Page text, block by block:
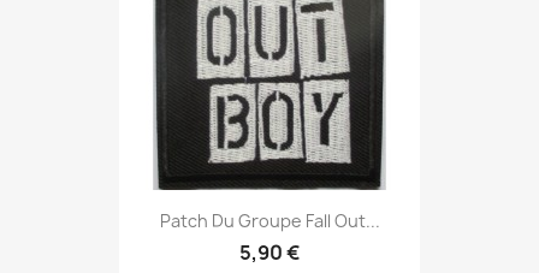
Patch Du Groupe Fall Out...
5,90 €